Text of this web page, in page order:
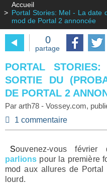
Accueil
Portal Stories: Mel - La date
mod de Portal 2 annoncée
0
partage
PORTAL
SORTIE DU
DE PORTAL 2
Par arth78 - Vossey.com,
1 commentaire
Souvenez-vous
parlions pour la première
mod aux allures de
lourd.